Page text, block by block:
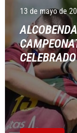
13 de mayo de